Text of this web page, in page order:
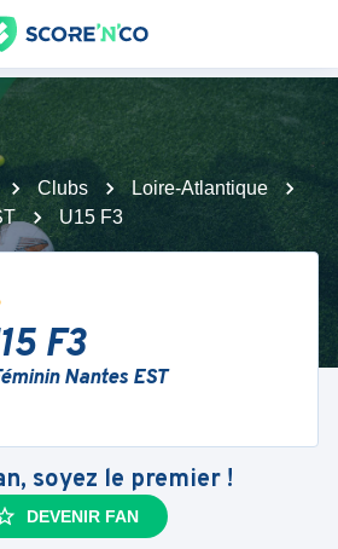
Clubs
Loire-Atlantique
U15 F3
F3
Nantes EST
soyez le premier !
DEVENIR FAN